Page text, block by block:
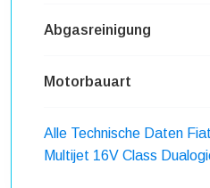
Abgasreinigung
Motorbauart
Alle Technische Daten
Multijet 16V Class